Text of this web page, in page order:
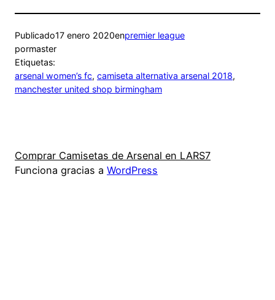
Publicado17 enero 2020enpremier league
pormaster
Etiquetas:
arsenal women’s fc, camiseta alternativa arsenal 2018
manchester united shop birmingham
Comprar Camisetas de Arsenal en LARS7
Funciona gracias a WordPress